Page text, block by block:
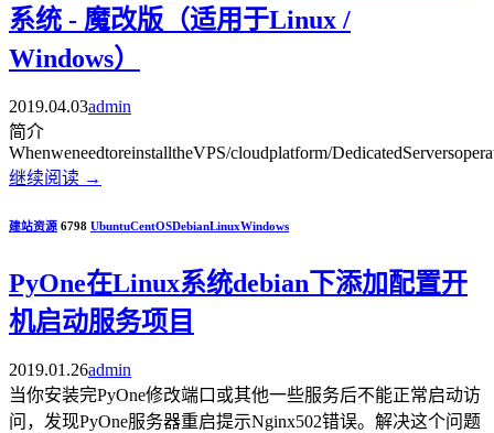
系统 - 魔改版（适用于Linux /
Windows）
2019.04.03admin
简介
WhenweneedtoreinstalltheVPS/cloudplatform/
继续阅读 →
建站资源 6798 UbuntuCentOSDebianLinuxWindows
PyOne在Linux系统debian下添加配置开
机启动服务项目
2019.01.26admin
当你安装完PyOne修改端口或其他一些服务后不能正常启动访
问，发现PyOne服务器重启提示Nginx502错误。解决这个问题